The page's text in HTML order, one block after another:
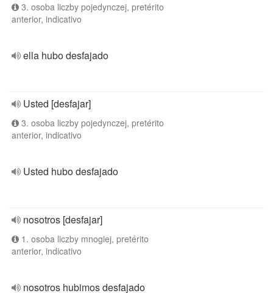
3. osoba liczby pojedynczej, pretérito
anterior, indicativo
ella hubo desfajado
Usted [desfajar]
3. osoba liczby pojedynczej, pretérito
anterior, indicativo
Usted hubo desfajado
nosotros [desfajar]
1. osoba liczby mnogiej, pretérito
anterior, indicativo
nosotros hubimos desfajado